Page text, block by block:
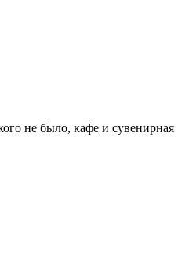
не было, кафе и сувенирная